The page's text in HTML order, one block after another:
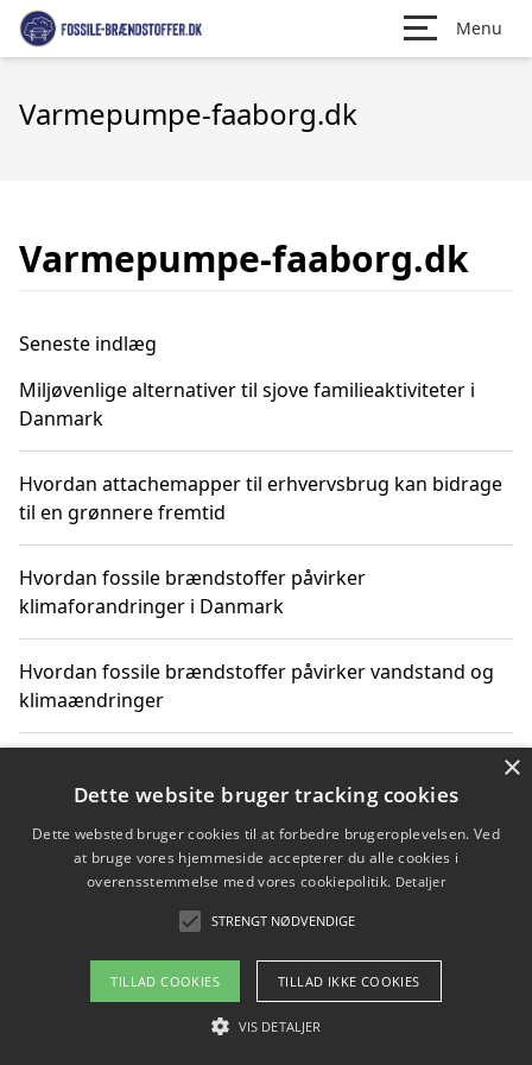
Menu
Varmepumpe-faaborg.dk
Varmepumpe-faaborg.dk
Seneste indlæg
Miljøvenlige alternativer til sjove familieaktiviteter i
Danmark
Hvordan attachemapper til erhvervsbrug kan bidrage
til en grønnere fremtid
Hvordan fossile brændstoffer påvirker
klimaforandringer i Danmark
Hvordan fossile brændstoffer påvirker vandstand og
klimaændringer
vores perspektiv
Copyright 2026 - Pilanto Aps
Om / kontakt
×
Dette website bruger tracking cookies
Dette websted bruger cookies til at forbedre brugeroplevelsen. Ved
at bruge vores hjemmeside accepterer du alle cookies i
overensstemmelse med vores cookiepolitik. Detaljer
STRENGT NØDVENDIGE
TILLAD COOKIES TILLAD IKKE COOKIES
VIS DETALJER